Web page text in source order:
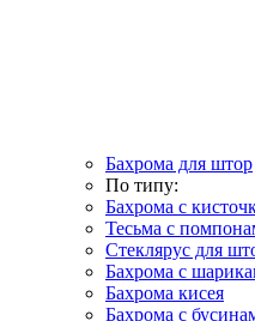
Бахрома для штор
По типу:
Бахрома с
Тесьма с
Стеклярус для
Бахрома с
Бахрома кисея
Бахрома с